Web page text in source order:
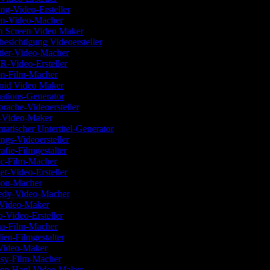
Video-Ersteller
Video-Macher
Screen Video Maker
Videoersteller
Video-Macher
Video-Ersteller
Film-Macher
Video Maker
Generator
Videoersteller
Maker
Untertitel-Generator
Videoersteller
Filmgestalter
Film-Macher
Video-Ersteller
Macher
Video-Macher
Maker
Video-Ersteller
Film-Macher
Filmgestalter
Maker
Film-Macher